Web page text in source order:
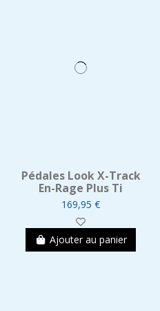
Pédales Look X-Track
En-Rage Plus Ti
169,95 €
Ajouter au panier